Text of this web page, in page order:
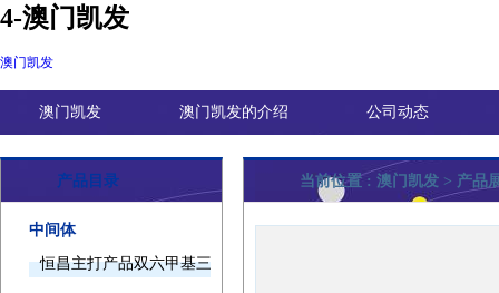
4-澳门凯发
澳门凯发
澳门凯发 澳门凯发的介绍 公司动态
产品目录
中间体
恒昌主打产品双六甲基三胺欢迎询价
当前位置 : 澳门凯发 > 产品